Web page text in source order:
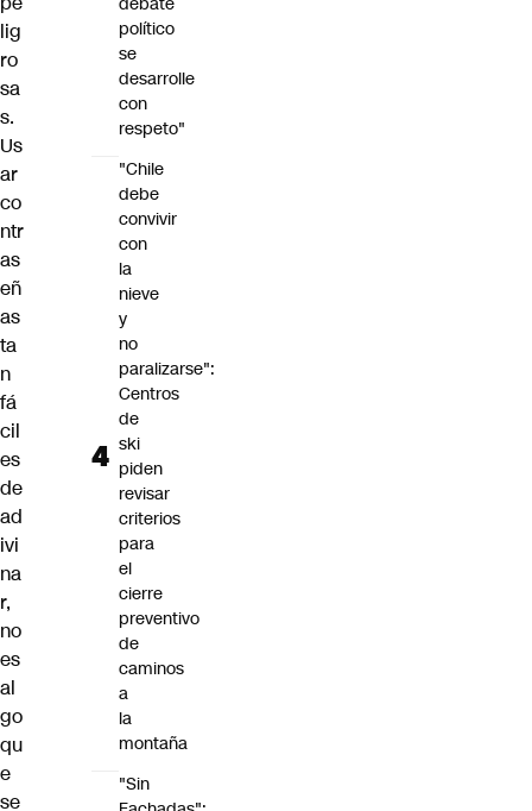
lig
ro
sa
s.
Us
ar
co
ntr
as
eñ
as
ta
n
fá
cil
es
de
ad
ivi
na
r,
no
es
al
go
qu
e
se
político
se
desarrolle
con
respeto"
"Chile
debe
convivir
con
la
nieve
y
no
paralizarse":
Centros
de
ski
piden
revisar
criterios
para
el
cierre
preventivo
de
caminos
a
la
montaña
"Sin